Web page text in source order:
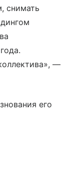
снимать
—
его